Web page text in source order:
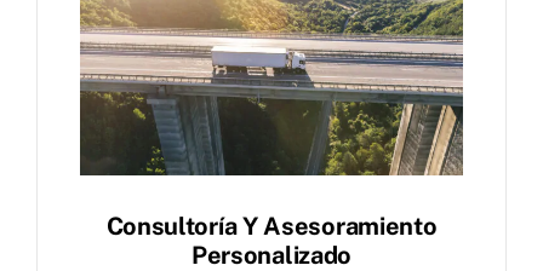
Consultoría Y Asesoramiento
Personalizado